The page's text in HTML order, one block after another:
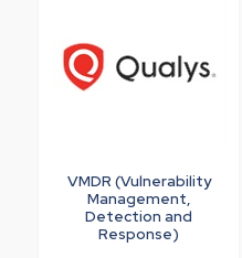
VMDR (Vulnerability
Management,
Detection and
Response)